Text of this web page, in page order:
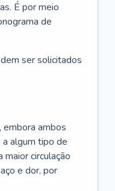
É por meio
de
ser solicitados
embora ambos
algum tipo de
circulação
e dor, por